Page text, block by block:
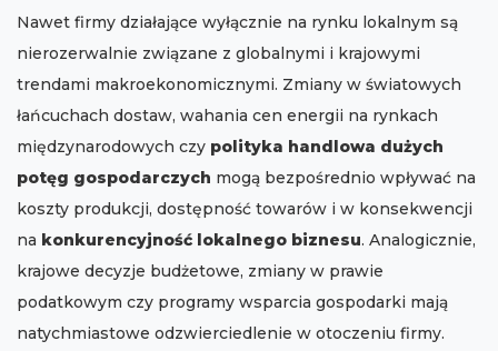
Nawet firmy działające wyłącznie na rynku lokalnym są
nierozerwalnie związane z globalnymi i krajowymi
trendami makroekonomicznymi. Zmiany w światowych
łańcuchach dostaw, wahania cen energii na rynkach
międzynarodowych czy polityka handlowa dużych
potęg gospodarczych mogą bezpośrednio wpływać na
koszty produkcji, dostępność towarów i w konsekwencji
na konkurencyjność lokalnego biznesu. Analogicznie,
krajowe decyzje budżetowe, zmiany w prawie
podatkowym czy programy wsparcia gospodarki mają
natychmiastowe odzwierciedlenie w otoczeniu firmy.